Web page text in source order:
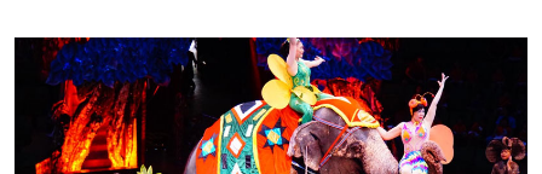
thoại để được phục vụ tốt nhất:
Số 67 – 69 Trần Nhân Tông, Hai Bà Trưng, Hà
Nội.
Điện thoại : 0914 625 655
E-Voucher/E-Coupon không có giá trị quy đổi